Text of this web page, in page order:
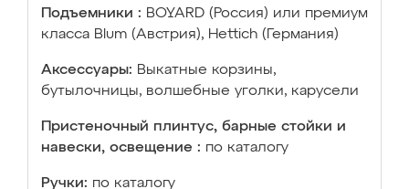
Подъемники : BOYARD (Россия) или премиум
класса Blum (Австрия), Hettich (Германия)
Аксессуары: Выкатные корзины,
бутылочницы, волшебные уголки, карусели
Пристеночный плинтус, барные стойки и
навески, освещение : по каталогу
Ручки: по каталогу